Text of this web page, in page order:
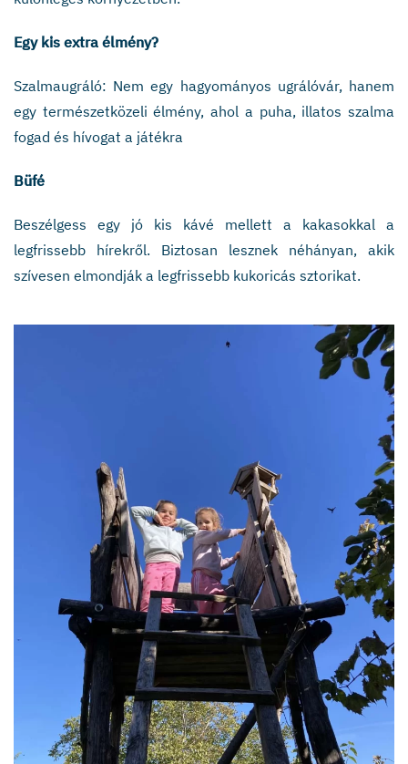
Egy kis extra élmény?
Szalmaugráló: Nem egy hagyományos ugrálóvár, hanem
egy természetközeli élmény, ahol a puha, illatos szalma
fogad és hívogat a játékra
Büfé
Beszélgess egy jó kis kávé mellett a kakasokkal a
legfrissebb hírekről. Biztosan lesznek néhányan, akik
szívesen elmondják a legfrissebb kukoricás sztorikat.